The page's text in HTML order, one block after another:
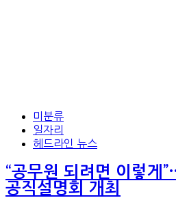
미분류
일자리
헤드라인 뉴스
“공무원 되려면 이렇게
공직설명회 개최